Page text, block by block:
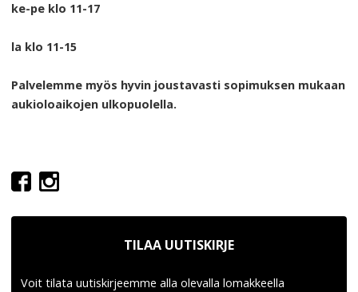
ke-pe klo 11-17
la klo 11-15
Palvelemme myös hyvin joustavasti sopimuksen mukaan
aukioloaikojen ulkopuolella.
TILAA UUTISKIRJE
Voit tilata uutiskirjeemme alla olevalla lomakkeella